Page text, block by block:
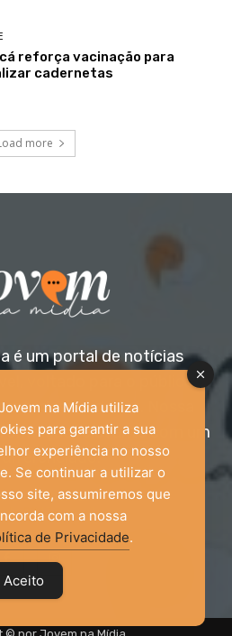
reforça vacinação para
cadernetas
more
é um portal de notícias
voltado para o público
todas as idades. Nossa
relevante com um
diferenciado.
em contato:
na Mídia utiliza
para garantir a sua
experiência no nosso
Se continuar a utilizar o
site, assumiremos que
com a nossa
de Privacidade.
Aceito